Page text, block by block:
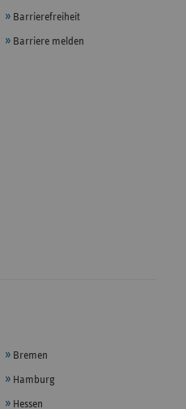
Barrierefreiheit
Barriere melden
Bremen
Hamburg
Hessen